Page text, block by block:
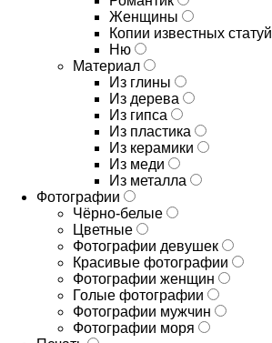
Женщины
Копии известных статуй
Ню
Материал
Из глины
Из дерева
Из гипса
Из пластика
Из керамики
Из меди
Из металла
Фотографии
Чёрно-белые
Цветные
Фотографии девушек
Красивые фотографии
Фотографии женщин
Голые фотографии
Фотографии мужчин
Фотографии моря